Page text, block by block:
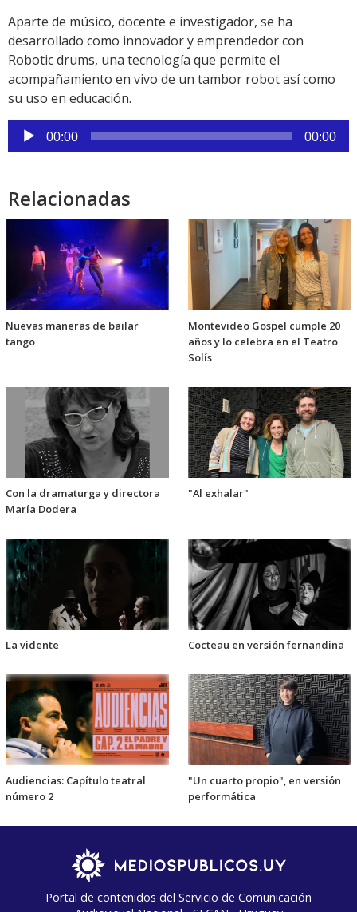
Link
Aparte de músico, docente e investigador, se ha
desarrollado como innovador y emprendedor con
Robotic drums, una tecnología que permite el
acompañamiento en vivo de un tambor robot así como
su uso en educación.
Reproductor
de
00:00 00:00
Relacionadas
Nuevas maneras de bailar
tango
Montevideo Gospel cumple 20
años y lo celebra en el Teatro
Solís
Con la dramaturga y directora
María Dodera
"Al exhalar"
La vidente Cocteau en versión fernandina
Audiencias: Capítulo teatral
número 2
"Un cuarto propio", en versión
performática
Portal de contenidos del Servicio de Comunicación